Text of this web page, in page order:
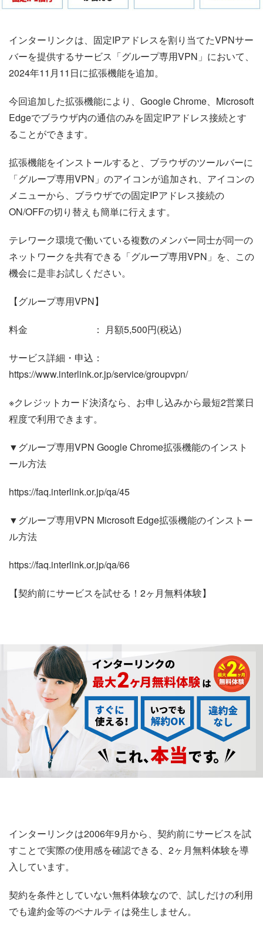
インターリンクは、固定IPアドレスを割り当てたVPNサー
バーを提供するサービス「グループ専用VPN」において、
2024年11月11日に拡張機能を追加。
今回追加した拡張機能により、Google Chrome、Microsoft
Edgeでブラウザ内の通信のみを固定IPアドレス接続とす
ることができます。
拡張機能をインストールすると、ブラウザのツールバーに
「グループ専用VPN」のアイコンが追加され、アイコンの
メニューから、ブラウザでの固定IPアドレス接続の
ON/OFFの切り替えも簡単に行えます。
テレワーク環境で働いている複数のメンバー同士が同一の
ネットワークを共有できる「グループ専用VPN」を、この
機会に是非お試しください。
【グループ専用VPN】
料金 ： 月額5,500円(税込)
サービス詳細・申込：
https://www.interlink.or.jp/service/groupvpn/
※クレジットカード決済なら、お申し込みから最短2営業日
程度で利用できます。
▼グループ専用VPN Google Chrome拡張機能のインスト
ール方法
https://faq.interlink.or.jp/qa/45
▼グループ専用VPN Microsoft Edge拡張機能のインストー
ル方法
https://faq.interlink.or.jp/qa/66
【契約前にサービスを試せる！2ヶ月無料体験】
インターリンクは2006年9月から、契約前にサービスを試
すことで実際の使用感を確認できる、2ヶ月無料体験を導
入しています。
契約を条件としていない無料体験なので、試しだけの利用
でも違約金等のペナルティは発生しません。